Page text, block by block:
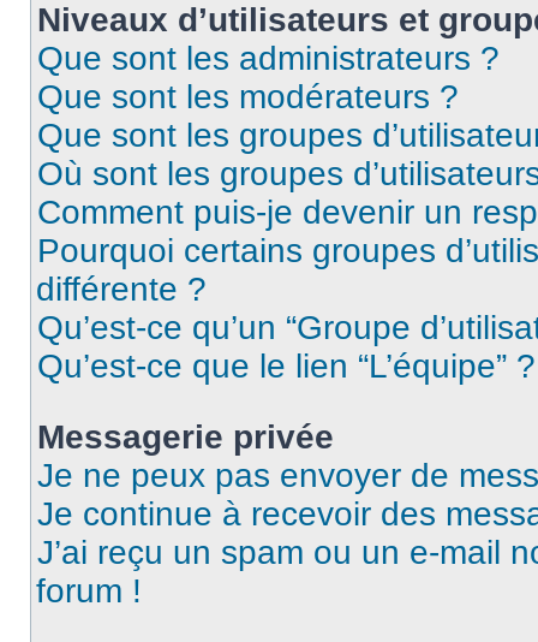
Niveaux d’utilisateurs et
Que sont les administrateurs ?
Que sont les modérateurs ?
Que sont les groupes
Où sont les groupes
Comment puis-je devenir un
Pourquoi certains groupes
différente ?
Qu’est-ce qu’un “Groupe
Qu’est-ce que le lien “L’équipe” ?
Messagerie privée
Je ne peux pas envoyer de
Je continue à recevoir des
J’ai reçu un spam ou un e-mail
forum !